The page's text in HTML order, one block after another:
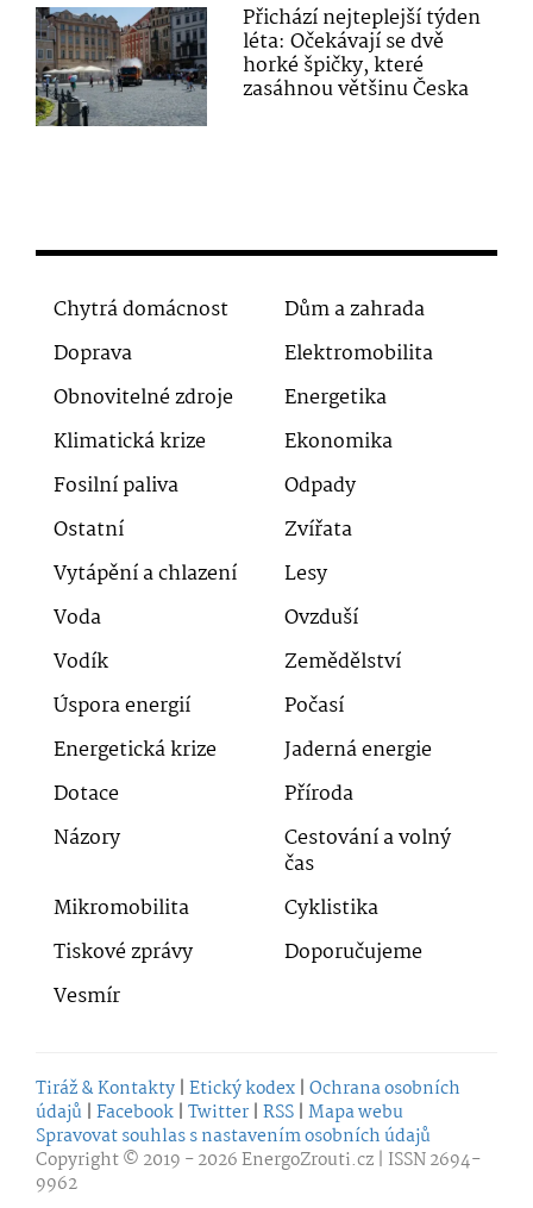
Přichází nejteplejší týden
léta: Očekávají se dvě
horké špičky, které
zasáhnou většinu Česka
Chytrá domácnost
Dům a zahrada
Doprava
Elektromobilita
Obnovitelné zdroje
Energetika
Klimatická krize
Ekonomika
Fosilní paliva
Odpady
Ostatní
Zvířata
Vytápění a chlazení
Lesy
Voda
Ovzduší
Vodík
Zemědělství
Úspora energií
Počasí
Energetická krize
Jaderná energie
Dotace
Příroda
Názory
Cestování a volný
čas
Mikromobilita
Cyklistika
Tiskové zprávy
Doporučujeme
Vesmír
Tiráž & Kontakty | Etický kodex | Ochrana osobních
údajů | Facebook | Twitter | RSS | Mapa webu
Spravovat souhlas s nastavením osobních údajů
Copyright © 2019 - 2026EnergoZrouti.cz | ISSN 2694-
9962